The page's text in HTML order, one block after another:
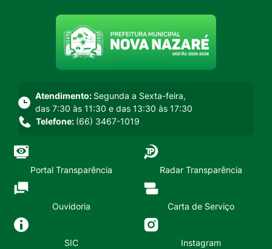
Seção do menu principal
Atendimento: Segunda a Sexta-feira,
das 7:30 às 11:30 e das 13:30 às 17:30
Telefone: (66) 3467-1019
Portal Transparência Radar Transparência
Ouvidoria Carta de Serviço
SIC Instagram